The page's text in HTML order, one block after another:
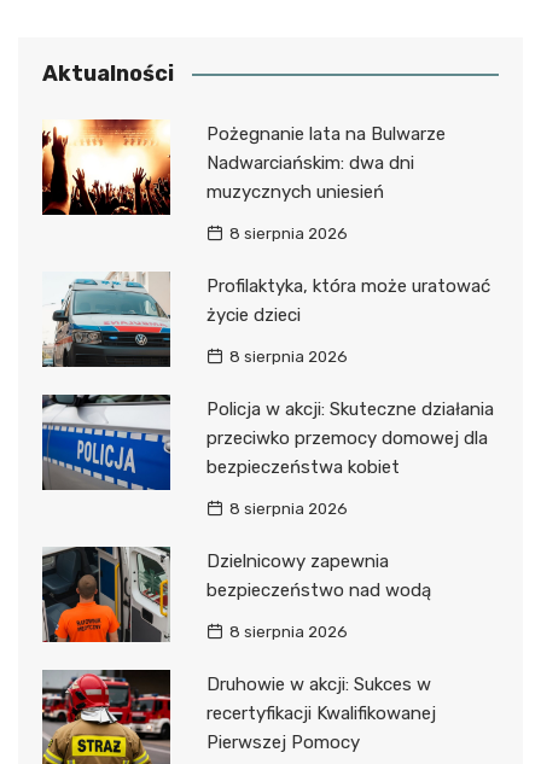
Aktualności
Pożegnanie lata na Bulwarze
Nadwarciańskim: dwa dni
muzycznych uniesień
8 sierpnia 2026
Profilaktyka, która może uratować
życie dzieci
8 sierpnia 2026
Policja w akcji: Skuteczne działania
przeciwko przemocy domowej dla
bezpieczeństwa kobiet
8 sierpnia 2026
Dzielnicowy zapewnia
bezpieczeństwo nad wodą
8 sierpnia 2026
Druhowie w akcji: Sukces w
recertyfikacji Kwalifikowanej
Pierwszej Pomocy